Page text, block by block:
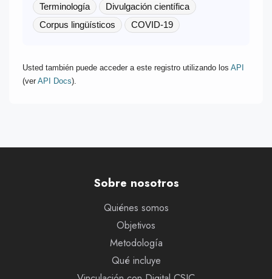
Terminología
Divulgación científica
Corpus lingüísticos
COVID-19
Usted también puede acceder a este registro utilizando los API
(ver API Docs).
Sobre nosotros
Quiénes somos
Objetivos
Metodología
Qué incluye